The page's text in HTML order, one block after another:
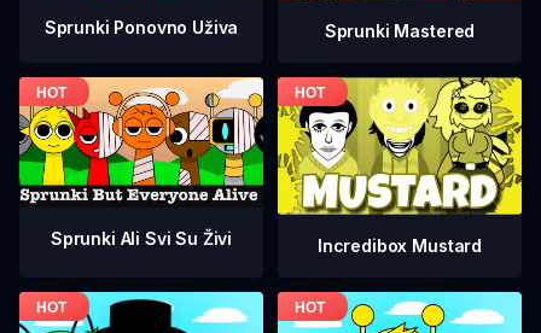
Sprunki Ponovno Uživa Sprunki Mastered
Sprunki Ali Svi Su Živi Incredibox Mustard